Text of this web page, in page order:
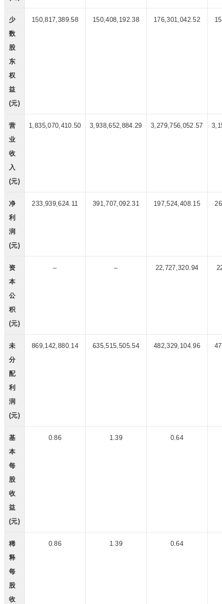
少
数
股
东
权
益
(元)
150,817,389.58 150,408,192.38 176,301,042.52
营
业
收
入
(元)
1,835,070,410.50 3,938,652,884.29 3,279,756,052.57
净
利
润
(元)
233,939,624.11 391,707,092.31 197,524,408.15
资
本
公
积
(元)
– – 22,727,320.94
未
分
配
利
润
(元)
869,142,880.14 635,515,505.54 482,329,104.96
基
本
每
股
收
益
(元)
0.86 1.39 0.64
稀
释
每
股
收
0.86 1.39 0.64